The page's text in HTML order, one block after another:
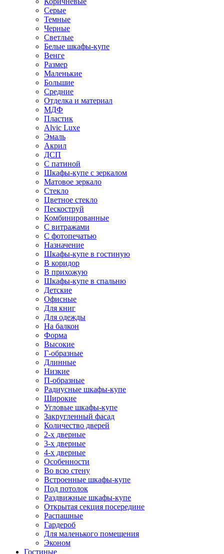
Серые
Темные
Черные
Светлые
Белые шкафы-купе
Венге
Размер
Маленькие
Большие
Средние
Отделка и материал
МДФ
Пластик
Alvic Luxe
Эмаль
Акрил
ДСП
С патиной
Шкафы-купе с зеркалом
Матовое зеркало
Стекло
Цветное стекло
Пескоструй
Комбинированные
С витражами
С фотопечатью
Назначение
Шкафы-купе в гостиную
В коридор
В прихожую
Шкафы-купе в спальню
Детские
Офисные
Для книг
Для одежды
На балкон
Форма
Высокие
Г-образные
Длинные
Низкие
П-образные
Радиусные шкафы-купе
Широкие
Угловые шкафы-купе
Закругленный фасад
Количество дверей
2-х дверные
3-х дверные
4-х дверные
Особенности
Во всю стену
Встроенные шкафы-купе
Под потолок
Раздвижные шкафы-купе
Открытая секция посередине
Распашные
Гардероб
Для маленького помещения
Эконом
Гостиные